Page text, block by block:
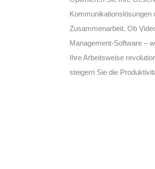
Kommunikationslösungen
Zusammenarbeit. Ob
Management-Software –
Ihre Arbeitsweise
steigern Sie die